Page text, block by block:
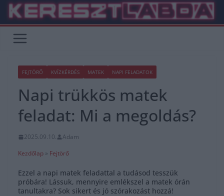
Skip
content
FEJTÖRŐ KVÍZKÉRDÉS MATEK NAPI FELADATOK
Napi trükkös matek
feladat: Mi a megoldás?
2025.09.10.
Adam
Kezdőlap » Fejtörő
Ezzel a napi matek feladattal a tudásod tesszük
próbára! Lássuk, mennyire emlékszel a matek órán
tanultakra? Sok sikert és jó szórakozást hozzá!